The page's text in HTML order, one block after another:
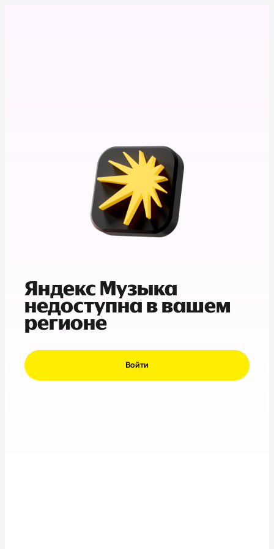
Яндекс Музыка
недоступна в вашем
регионе
Войти